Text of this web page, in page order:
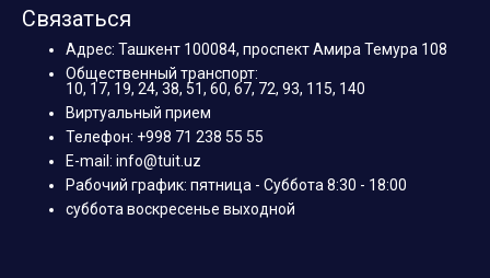
Связаться
Адрес: Ташкент 100084, проспект Амира Темура 108
Общественный транспорт:
10, 17, 19, 24, 38, 51, 60, 67, 72, 93, 115, 140
Виртуальный прием
Телефон: +998 71 238 55 55
E-mail: info@tuit.uz
Рабочий график: пятница - Суббота 8:30 - 18:00
суббота воскресенье выходной